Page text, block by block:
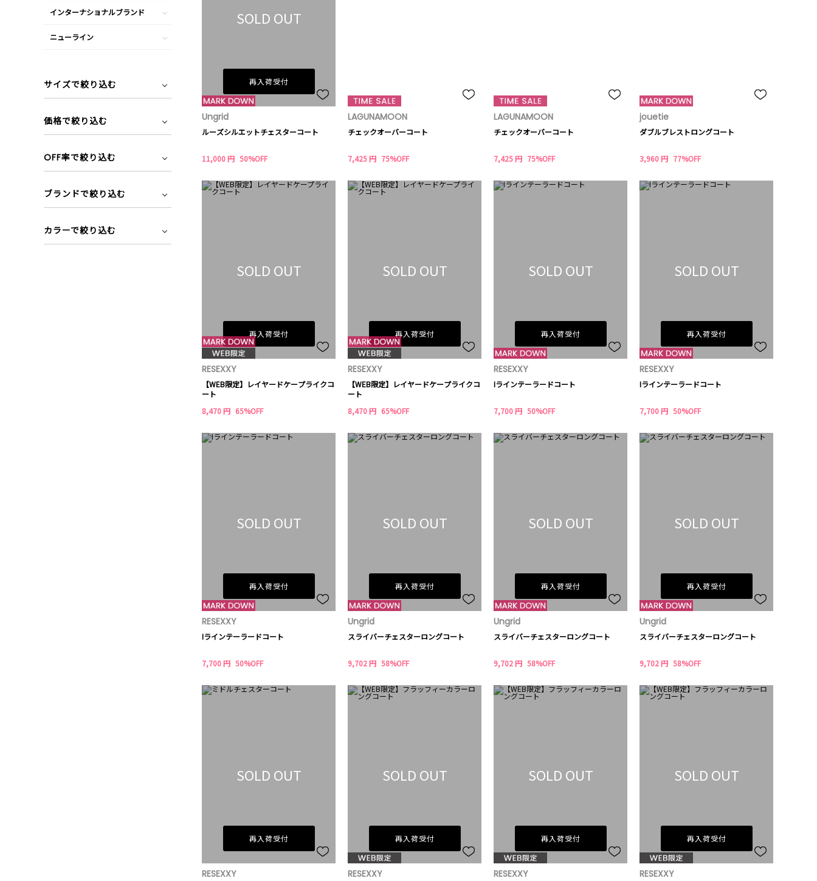
SOLD OUT
再入荷受付
Ungrid
ルーズシルエットチェスターコート
11,000 円 50%OFF
LAGUNAMOON
チェックオーバーコート
7,425 円 75%OFF
LAGUNAMOON
チェックオーバーコート
7,425 円 75%OFF
jouetie
ダブルブレストロングコート
3,960 円 77%OFF
SOLD OUT
再入荷受付
RESEXXY
【WEB限定】レイヤードケープライクコ
ート
8,470 円 65%OFF
SOLD OUT
再入荷受付
RESEXXY
【WEB限定】レイヤードケープライクコ
ート
8,470 円 65%OFF
SOLD OUT
再入荷受付
RESEXXY
Iラインテーラードコート
7,700 円 50%OFF
SOLD OUT
再入荷受付
RESEXXY
Iラインテーラードコート
7,700 円 50%OFF
SOLD OUT
再入荷受付
RESEXXY
Iラインテーラードコート
7,700 円 50%OFF
SOLD OUT
再入荷受付
Ungrid
スライバーチェスターロングコート
9,702 円 58%OFF
SOLD OUT
再入荷受付
Ungrid
スライバーチェスターロングコート
9,702 円 58%OFF
SOLD OUT
再入荷受付
Ungrid
スライバーチェスターロングコート
9,702 円 58%OFF
SOLD OUT
再入荷受付
RESEXXY
SOLD OUT
再入荷受付
RESEXXY
SOLD OUT
再入荷受付
RESEXXY
SOLD OUT
再入荷受付
RESEXXY
インターナショナルブランド
ニューライン
サイズで絞り込む
価格で絞り込む
OFF率で絞り込む
ブランドで絞り込む
カラーで絞り込む